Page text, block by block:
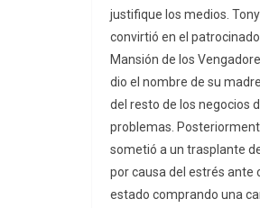
justifique los medios.
convirtió en el
Mansión de los
dio el nombre de su
del resto de los negocios
problemas.
sometió a un trasplante
por causa del estrés ante
estado comprando una